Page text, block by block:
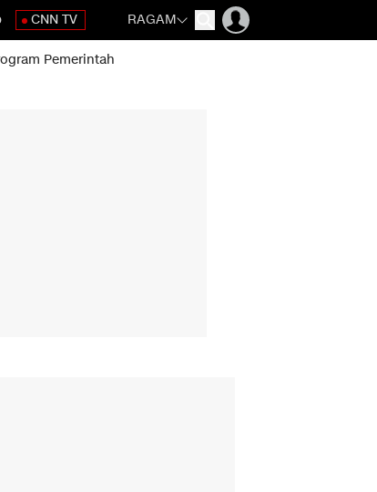
CNN TV RAGAM
Pemerintah